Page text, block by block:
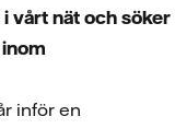
i vårt nät och söker
inför en